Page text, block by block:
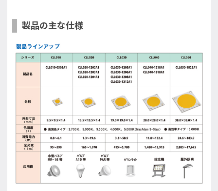
製品の主な仕様